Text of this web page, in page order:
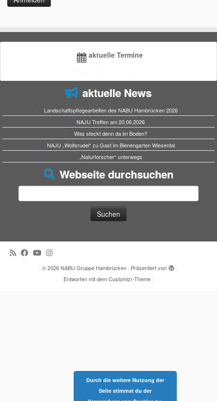
aktuelle Termine
aktuelle News
Landschaftspflegearbeiten des NABU Hambrücken 2026
NAJU Treffen am 20.06.2026
Was steckt denn da im Boden?
NAJU „Wolfsrudel“ zu Gast im Bienengarten Wiesental
„Naturforscher“ unterwegs
Webseite durchsuchen
· © 2026NABU Gruppe Hambrücken · Präsentiert von
·
Entworfen mit demCustomizr-Theme ·
Durch die weitere Nutzung der
Seite stimmst du der